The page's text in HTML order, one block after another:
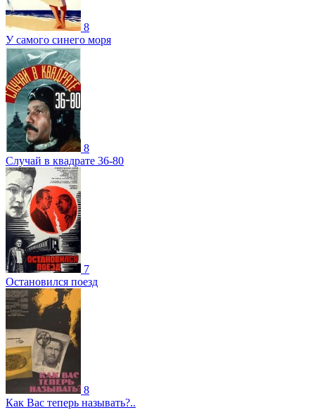
8
У самого синего моря
8
Случай в квадрате 36-80
7
Остановился поезд
8
Как Вас теперь называть?..